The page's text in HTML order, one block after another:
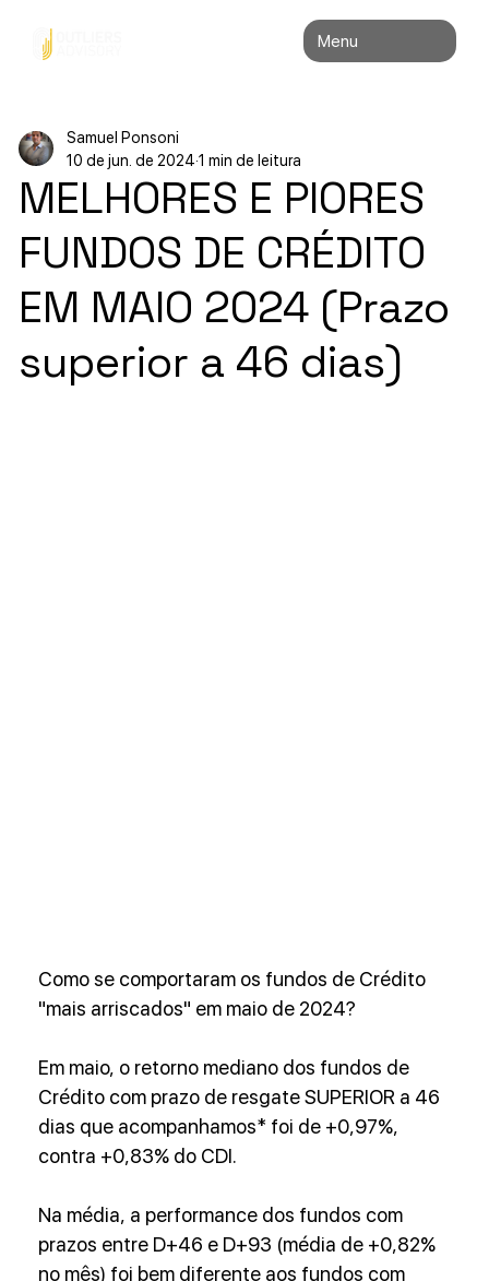
Menu
MELHORES E PIORES
FUNDOS DE CRÉDITO
EM MAIO 2024 (Prazo
superior a 46 dias)
Samuel Ponsoni
10 de jun. de 2024 1 min de leitura
Como se comportaram os fundos de Crédito
"mais arriscados" em maio de 2024?
Em maio, o retorno mediano dos fundos de
Crédito com prazo de resgate SUPERIOR a 46
dias que acompanhamos* foi de +0,97%,
contra +0,83% do CDI.
Na média, a performance dos fundos com
prazos entre D+46 e D+93 (média de +0,82%
no mês) foi bem diferente aos fundos com